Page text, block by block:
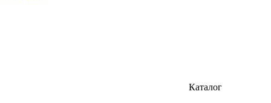
Каталог